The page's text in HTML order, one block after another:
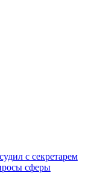
с секретарем
сферы